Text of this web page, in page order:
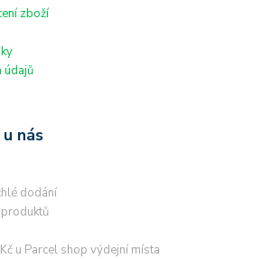
zboží
údajů
nás
dodání
u Parcel shop výdejní místa